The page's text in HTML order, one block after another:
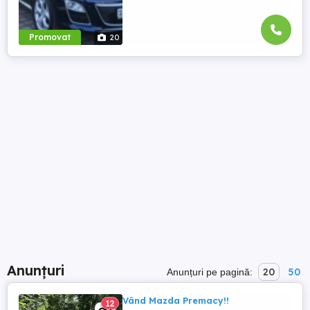
Promovat 20
Anunțuri Anunțuri pe pagină: 20 50
12 Vând Mazda Premacy!!